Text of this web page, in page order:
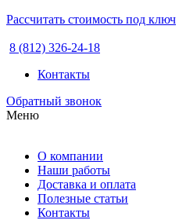
Рассчитать стоимость под ключ
8 (812) 326-24-18
Контакты
Обратный звонок
Меню
О компании
Наши работы
Доставка и оплата
Полезные статьи
Контакты